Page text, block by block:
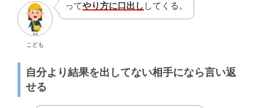
こども
ってやり方に口出し してくる。
自分より結果を出してない相手になら言い返
せる